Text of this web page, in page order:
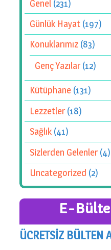
Genel (231)
Günlük Hayat (197)
Konuklarımız (83)
Genç Yazılar(12)
Kütüphane (131)
Lezzetler(18)
Sağlık (41)
Sizlerden Gelenler(4)
Uncategorized (2)
E-
ÜCRETSİZ BÜLTEN